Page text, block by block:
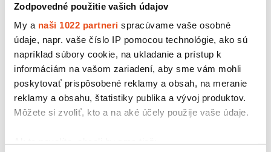
Zodpovedné použitie vašich údajov
My a naši 1022 partneri spracúvame vaše osobné
údaje, napr. vaše číslo IP pomocou technológie, ako sú
napríklad súbory cookie, na ukladanie a prístup k
informáciám na vašom zariadení, aby sme vám mohli
poskytovať prispôsobené reklamy a obsah, na meranie
reklamy a obsahu, štatistiky publika a vývoj produktov.
Môžete si zvoliť, kto a na aké účely použije vaše údaje.
Lepiaca páska 48/66 SOLVENT
0,98 € s DPH